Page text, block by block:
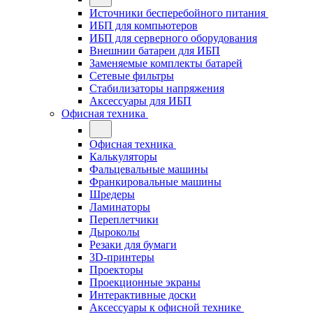
Источники бесперебойного питания
ИБП для компьютеров
ИБП для серверного оборудования
Внешнии батареи для ИБП
Заменяемые комплекты батарей
Сетевые фильтры
Стабилизаторы напряжения
Аксессуары для ИБП
Офисная техника
Офисная техника
Калькуляторы
Фальцевальные машины
Франкировальные машины
Шредеры
Ламинаторы
Переплетчики
Дыроколы
Резаки для бумаги
3D-принтеры
Проекторы
Проекционные экраны
Интерактивные доски
Аксессуары к офисной технике